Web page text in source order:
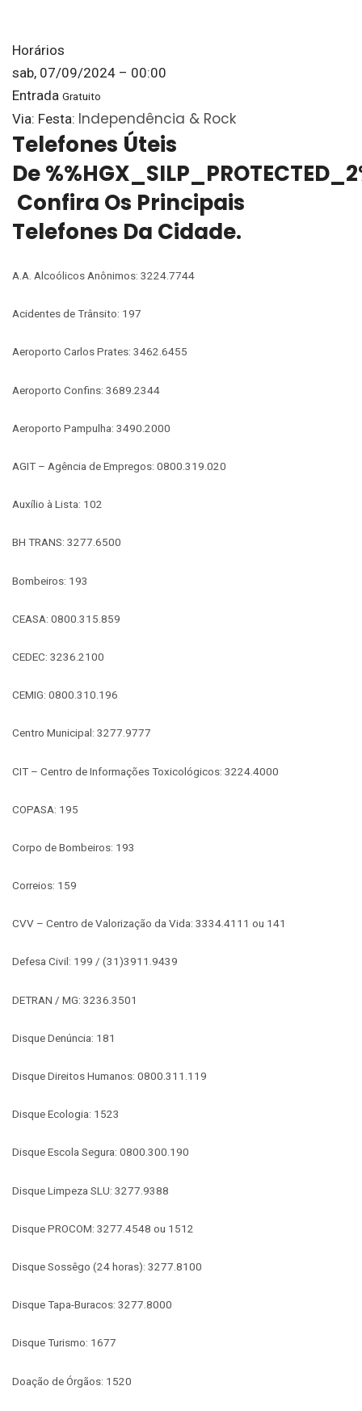
Horários
sab, 07/09/2024 – 00:00
Entrada Gratuito
Via: Festa: Independência & Rock
Telefones Úteis
De
Confira Os Principais
Telefones Da Cidade.
A.A. Alcoólicos Anônimos: 3224.7744
Acidentes de Trânsito: 197
Aeroporto Carlos Prates: 3462.6455
Aeroporto Confins: 3689.2344
Aeroporto Pampulha: 3490.2000
AGIT – Agência de Empregos: 0800.319.020
Auxílio à Lista: 102
BH TRANS: 3277.6500
Bombeiros: 193
CEASA: 0800.315.859
CEDEC: 3236.2100
CEMIG: 0800.310.196
Centro Municipal: 3277.9777
CIT – Centro de Informações Toxicológicos: 3224.4000
COPASA: 195
Corpo de Bombeiros: 193
Correios: 159
CVV – Centro de Valorização da Vida: 3334.4111 ou 141
Defesa Civil: 199 / (31)3911.9439
DETRAN / MG: 3236.3501
Disque Denúncia: 181
Disque Direitos Humanos: 0800.311.119
Disque Ecologia: 1523
Disque Escola Segura: 0800.300.190
Disque Limpeza SLU: 3277.9388
Disque PROCOM: 3277.4548 ou 1512
Disque Sossêgo (24 horas): 3277.8100
Disque Tapa-Buracos: 3277.8000
Disque Turismo: 1677
Doação de Órgãos: 1520